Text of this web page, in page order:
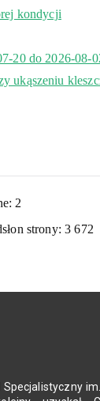
kondycji
20 do 2026-08-
ukąszeniu
2
strony:3 672